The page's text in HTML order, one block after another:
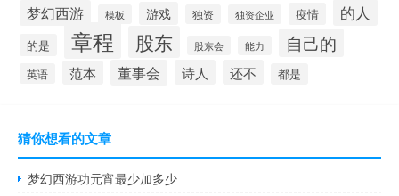
梦幻西游 模板 游戏 独资 独资企业 疫情 的人
的是 章程 股东 股东会 能力 自己的
英语 范本 董事会 诗人 还不 都是
猜你想看的文章
梦幻西游功元宵最少加多少